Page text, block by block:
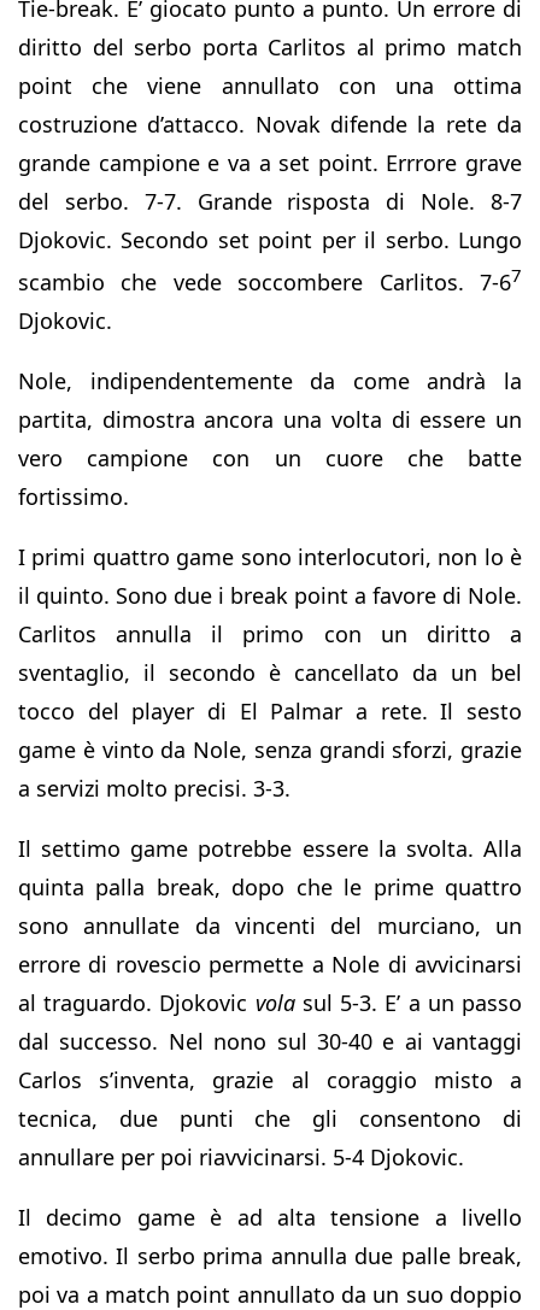
Tie-break. E’ giocato punto a punto. Un errore di
diritto del serbo porta Carlitos al primo match
point che viene annullato con una ottima
costruzione d’attacco. Novak difende la rete da
grande campione e va a set point. Errrore grave
del serbo. 7-7. Grande risposta di Nole. 8-7
Djokovic. Secondo set point per il serbo. Lungo
scambio che vede soccombere Carlitos. 7-67
Djokovic.
Nole, indipendentemente da come andrà la
partita, dimostra ancora una volta di essere un
vero campione con un cuore che batte
fortissimo.
I primi quattro game sono interlocutori, non lo è
il quinto. Sono due i break point a favore di Nole.
Carlitos annulla il primo con un diritto a
sventaglio, il secondo è cancellato da un bel
tocco del player di El Palmar a rete. Il sesto
game è vinto da Nole, senza grandi sforzi, grazie
a servizi molto precisi. 3-3.
Il settimo game potrebbe essere la svolta. Alla
quinta palla break, dopo che le prime quattro
sono annullate da vincenti del murciano, un
errore di rovescio permette a Nole di avvicinarsi
al traguardo. Djokovic volasul 5-3. E’ a un passo
dal successo. Nel nono sul 30-40 e ai vantaggi
Carlos s’inventa, grazie al coraggio misto a
tecnica, due punti che gli consentono di
annullare per poi riavvicinarsi. 5-4 Djokovic.
Il decimo game è ad alta tensione a livello
emotivo. Il serbo prima annulla due palle break,
poi va a match point annullato da un suo doppio